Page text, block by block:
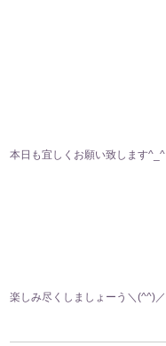
本日も宜しくお願い致します^⁠_⁠^
楽しみ尽くしましょーう＼(^^)／